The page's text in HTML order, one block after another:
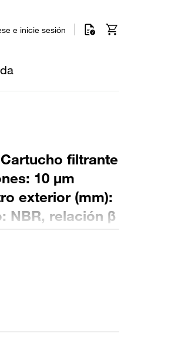
e inicie sesión
filtrante
10 µm
exterior (mm):
NBR, relación β